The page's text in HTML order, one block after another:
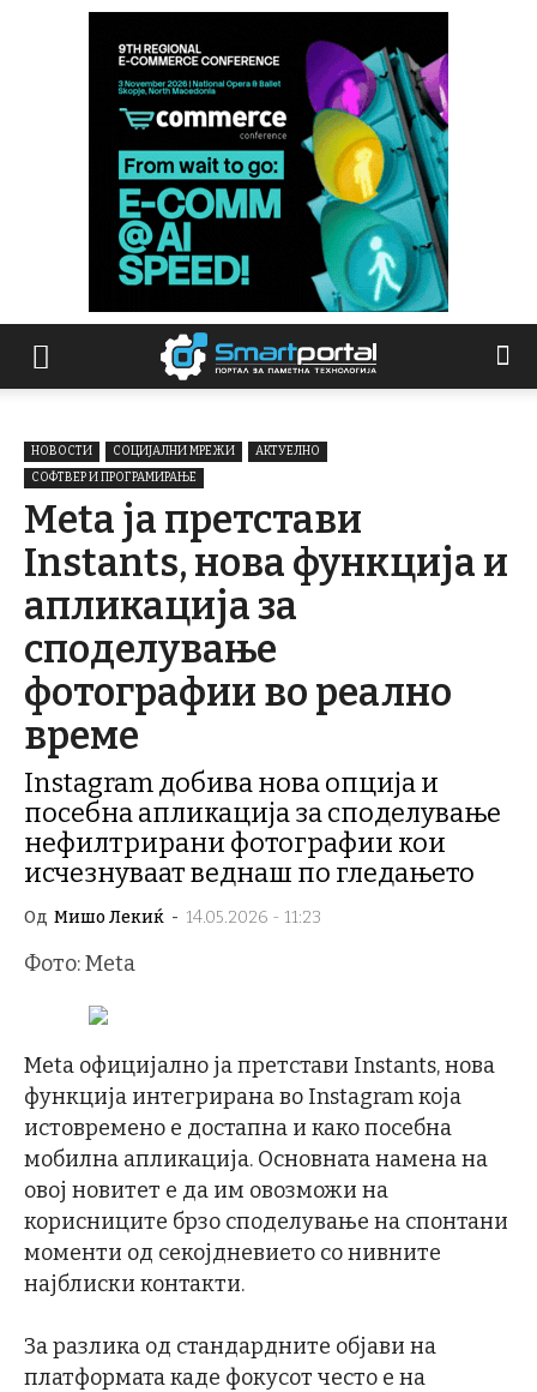
НОВОСТИ СОЦИЈАЛНИ МРЕЖИ
АКТУЕЛНО
СОФТВЕР И ПРОГРАМИРАЊЕ
Meta ја претстави
Instants, нова функција и
апликација за
споделување
фотографии во реално
време
Instagram добива нова опција и
посебна апликација за споделување
нефилтрирани фотографии кои
исчезнуваат веднаш по гледањето
Од Мишо Лекиќ - 14.05.2026 - 11:23
Фото: Meta
Meta официјално ја претстави Instants, нова
функција интегрирана во Instagram која
истовремено е достапна и како посебна
мобилна апликација. Основната намена на
овој новитет е да им овозможи на
корисниците брзо споделување на спонтани
моменти од секојдневието со нивните
најблиски контакти.
За разлика од стандардните објави на
платформата каде фокусот често е на